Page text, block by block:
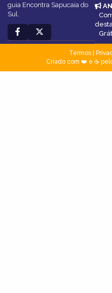
guia Encontra Sapucaia do
Sul.
Termos|
Criado com ❤️ e ☕